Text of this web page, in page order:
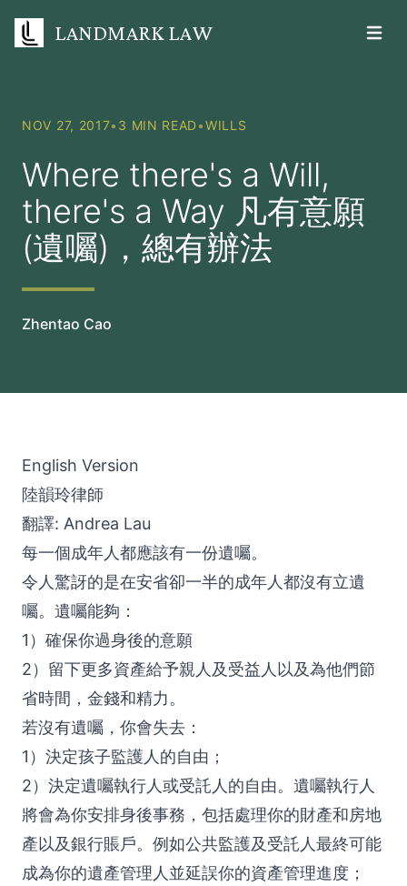
LANDMARK LAW Open
NOV 27, 2017• 3 MIN READ •WILLS
Where there's a Will,
there's a Way 凡有意願
(遺囑)，總有辦法
Zhentao Cao
English Version
陸韻玲律師
翻譯: Andrea Lau
每一個成年人都應該有一份遺囑。
令人驚訝的是在安省卻一半的成年人都沒有立遺
囑。遺囑能夠：
1）確保你過身後的意願
2）留下更多資產給予親人及受益人以及為他們節
省時間，金錢和精力。
若沒有遺囑，你會失去：
1）決定孩子監護人的自由；
2）決定遺囑執行人或受託人的自由。遺囑執行人
將會為你安排身後事務，包括處理你的財產和房地
產以及銀行賬戶。例如公共監護及受託人最終可能
成為你的遺產管理人並延誤你的資產管理進度；